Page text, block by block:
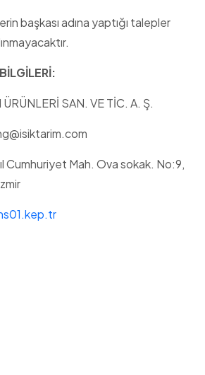
başkası adına yaptığı talepler
ÜRÜNLERİ SAN. VE TİC. A. Ş.
Cumhuriyet Mah. Ova sokak. No:9,